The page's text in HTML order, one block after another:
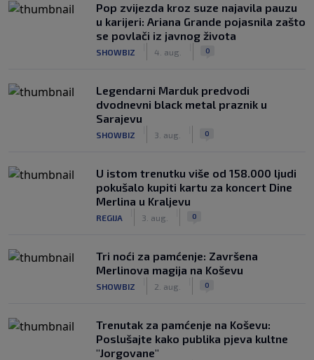
Pop zvijezda kroz suze najavila pauzu
u karijeri: Ariana Grande pojasnila zašto
se povlači iz javnog života
SHOWBIZ 4. aug. 0
Legendarni Marduk predvodi
dvodnevni black metal praznik u
Sarajevu
SHOWBIZ 3. aug. 0
U istom trenutku više od 158.000 ljudi
pokušalo kupiti kartu za koncert Dine
Merlina u Kraljevu
REGIJA 3. aug. 0
Tri noći za pamćenje: Završena
Merlinova magija na Koševu
SHOWBIZ 2. aug. 0
Trenutak za pamćenje na Koševu:
Poslušajte kako publika pjeva kultne
"Jorgovane"